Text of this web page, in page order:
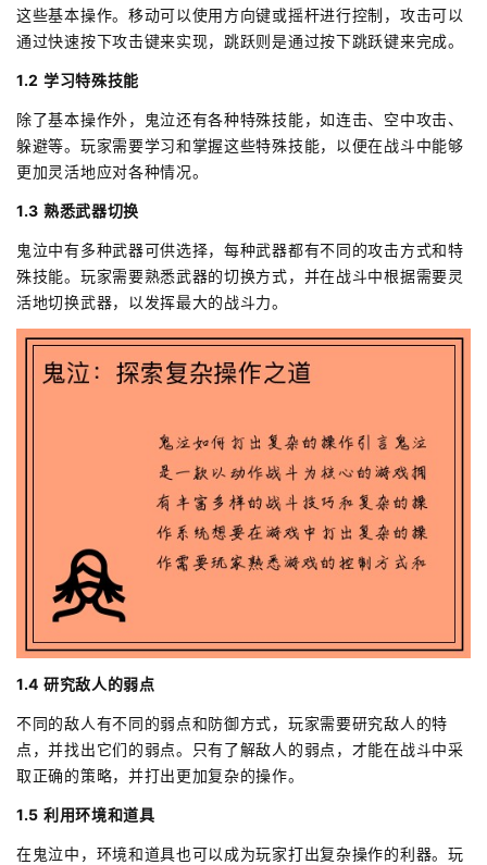
这些基本操作。移动可以使用方向键或摇杆进行控制，攻击可以
通过快速按下攻击键来实现，跳跃则是通过按下跳跃键来完成。
1.2 学习特殊技能
除了基本操作外，鬼泣还有各种特殊技能，如连击、空中攻击、
躲避等。玩家需要学习和掌握这些特殊技能，以便在战斗中能够
更加灵活地应对各种情况。
1.3 熟悉武器切换
鬼泣中有多种武器可供选择，每种武器都有不同的攻击方式和特
殊技能。玩家需要熟悉武器的切换方式，并在战斗中根据需要灵
活地切换武器，以发挥最大的战斗力。
1.4 研究敌人的弱点
不同的敌人有不同的弱点和防御方式，玩家需要研究敌人的特
点，并找出它们的弱点。只有了解敌人的弱点，才能在战斗中采
取正确的策略，并打出更加复杂的操作。
1.5 利用环境和道具
在鬼泣中，环境和道具也可以成为玩家打出复杂操作的利器。玩